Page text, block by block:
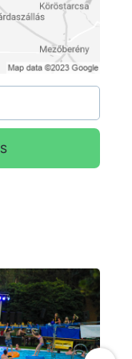
daráskamra)
ki a
(gabona)
állítható be a
a kétállásos
méltó
mely
Bútorfestő